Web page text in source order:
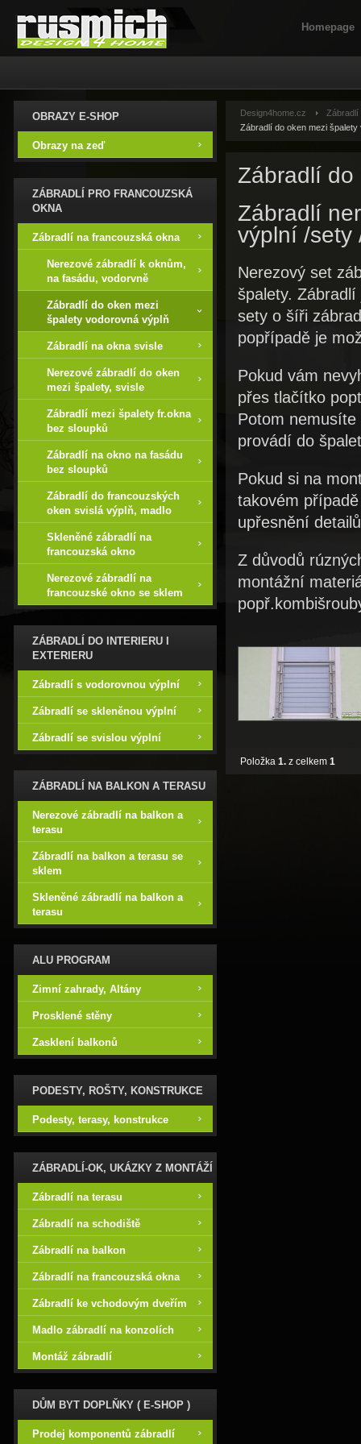
Homepage
OBRAZY E-SHOP
Obrazy na zeď
ZÁBRADLÍ PRO FRANCOUZSKÁ
OKNA
Zábradlí na francouzská okna
Nerezové zábradlí k oknům,
na fasádu, vodorvně
Zábradlí do oken mezi
špalety vodorovná výplň
Zábradlí na okna svisle
Nerezové zábradlí do oken
mezi špalety, svisle
Zábradlí mezi špalety fr.okna
bez sloupků
Zábradlí na okno na fasádu
bez sloupků
Zábradlí do francouzských
oken svislá výplň, madlo
Skleněné zábradlí na
francouzská okno
Nerezové zábradlí na
francouzské okno se sklem
ZÁBRADLÍ DO INTERIERU I
EXTERIERU
Zábradlí s vodorovnou výplní
Zábradlí se skleněnou výplní
Zábradlí se svislou výplní
ZÁBRADLÍ NA BALKON A TERASU
Nerezové zábradlí na balkon a
terasu
Zábradlí na balkon a terasu se
sklem
Skleněné zábradlí na balkon a
terasu
ALU PROGRAM
Zimní zahrady, Altány
Prosklené stěny
Zasklení balkonů
PODESTY, ROŠTY, KONSTRUKCE
Podesty, terasy, konstrukce
ZÁBRADLÍ-OK, UKÁZKY Z MONTÁŽÍ
Zábradlí na terasu
Zábradlí na schodiště
Zábradlí na balkon
Zábradlí na francouzská okna
Zábradlí ke vchodovým dveřím
Madlo zábradlí na konzolích
Montáž zábradlí
DŮM BYT DOPLŇKY ( E-SHOP )
Prodej komponentů zábradlí
Design4home.cz
Zábradlí do oken mezi
Zábradlí do
Zábradlí
výplní /sety
Nerezový set
špalety.
sety o šíři
popřípadě je
Pokud vám
přes tlačítko
Potom
provádí do
Pokud si na
takovém
upřesnění
Z důvodů
montážní
Položka 1. z celkem 1